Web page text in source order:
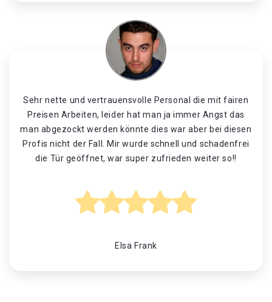
Sehr nette und vertrauensvolle Personal die mit fairen
Preisen Arbeiten, leider hat man ja immer Angst das
man abgezockt werden könnte dies war aber bei diesen
Profis nicht der Fall. Mir wurde schnell und schadenfrei
die Tür geöffnet, war super zufrieden weiter so!!
Elsa Frank